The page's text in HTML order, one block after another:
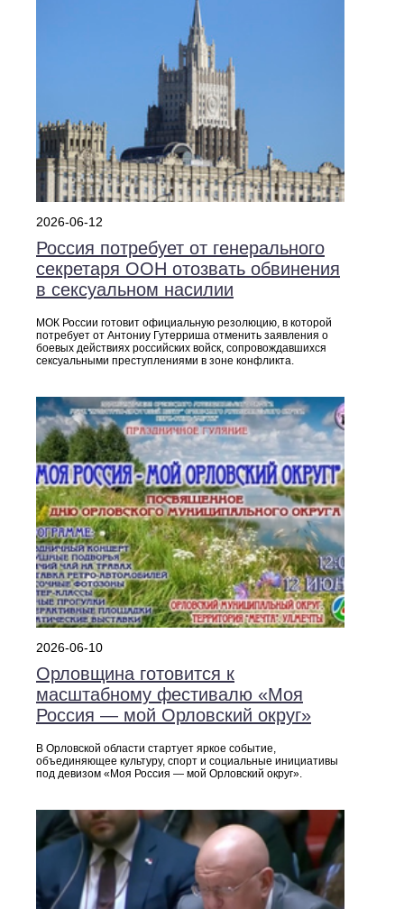
2026-06-12
Россия потребует от генерального
секретаря ООН отозвать обвинения
в сексуальном насилии
МОК России готовит официальную резолюцию, в которой
потребует от Антониу Гутерриша отменить заявления о
боевых действиях российских войск, сопровождавшихся
сексуальными преступлениями в зоне конфликта.
2026-06-10
Орловщина готовится к
масштабному фестивалю «Моя
Россия — мой Орловский округ»
В Орловской области стартует яркое событие,
объединяющее культуру, спорт и социальные инициативы
под девизом «Моя Россия — мой Орловский округ».